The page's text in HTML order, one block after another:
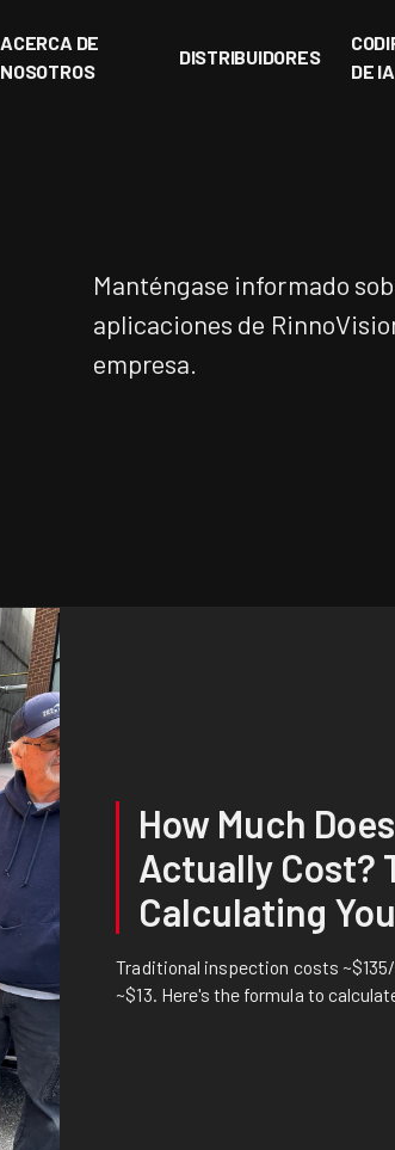
ACERCA DE
NOSOTROS
DISTRIBUIDORES
DE IA
Manténgase informado
aplicaciones de
empresa.
How Much
Actually Cost?
Calculating
Traditional inspection costs
~$13. Here's the formula to